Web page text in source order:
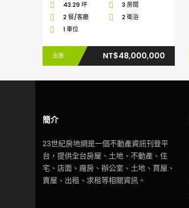
43.29 坪
3 房間
2 餐/客廳
2 衛浴
1 車位
出售 NT$48,000,000
簡介
23世紀房地網是一個不動產資訊刊登平
台，提供全台房屋、土地、不動產、住
宅、店面、廠房、辦公室、土地、買屋、
賣屋、出租、求租等相關資訊。